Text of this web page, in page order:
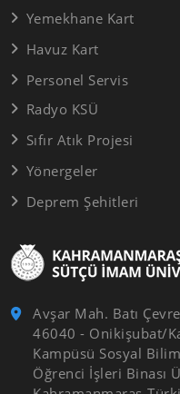
Avşar Mah. Batı
46040 - Onikişubat/
Kampüsü Sosyal
Öğrenci İşleri Binası
Yemekhane Kart
Havuz Kart
Personel Servis
Radyo KSÜ
Sıfır Atık Projesi
Yönergeler
Deprem Şehitleri